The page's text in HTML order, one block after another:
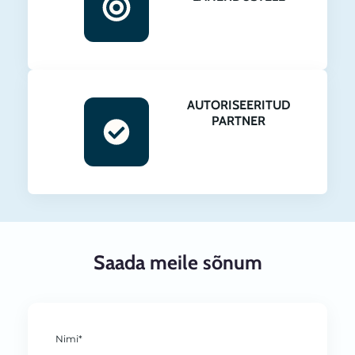
AUTORISEERITUD
PARTNER
Saada meile sõnum
Nimi*